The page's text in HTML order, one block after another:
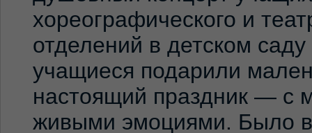
хореографического и
отделений в детском
учащиеся подарили
настоящий праздник — с
живыми эмоциями. Было